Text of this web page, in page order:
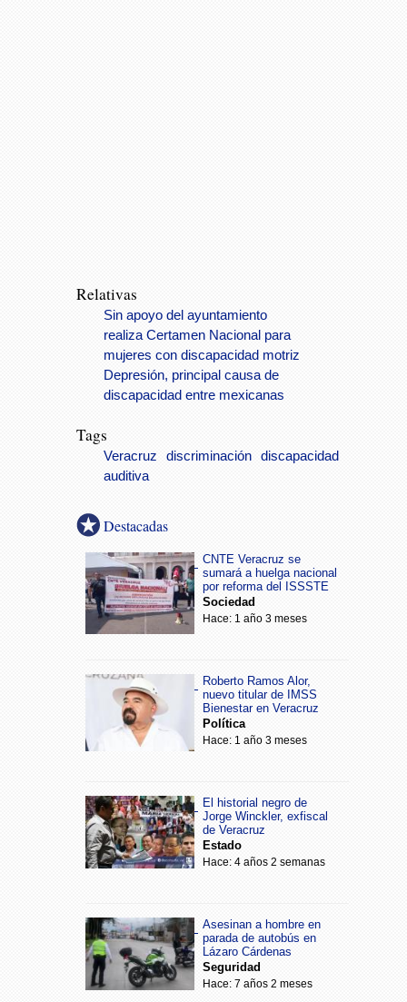
Relativas
Sin apoyo del ayuntamiento
realiza Certamen Nacional para
mujeres con discapacidad motriz
Depresión, principal causa de
discapacidad entre mexicanas
Tags
Veracruz discriminación
discapacidad
auditiva
Destacadas
CNTE Veracruz se
sumará a huelga nacional
por reforma del ISSSTE
Sociedad
Hace: 1 año 3 meses
Roberto Ramos Alor,
nuevo titular de IMSS
Bienestar en Veracruz
Política
Hace: 1 año 3 meses
El historial negro de
Jorge Winckler, exfiscal
de Veracruz
Estado
Hace: 4 años 2 semanas
Asesinan a hombre en
parada de autobús en
Lázaro Cárdenas
Seguridad
Hace: 7 años 2 meses